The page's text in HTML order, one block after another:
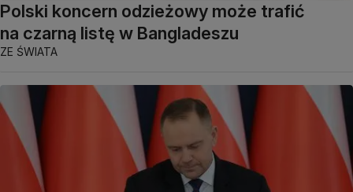
Polski koncern odzieżowy może trafić
na czarną listę w Bangladeszu
ZE ŚWIATA